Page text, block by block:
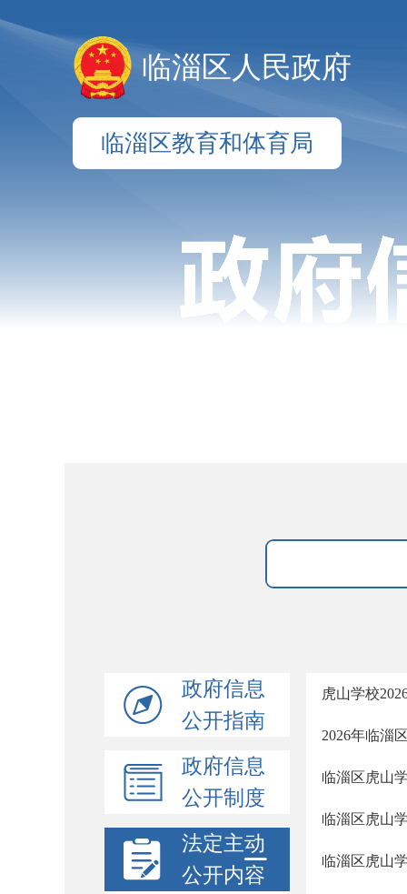
临淄区人民政府
临淄区教育和体育局
政府信息
公开指南
政府信息
公开制度
法定主动
公开内容
虎山学校
2026年临淄
临淄区虎山
临淄区虎山
临淄区虎山